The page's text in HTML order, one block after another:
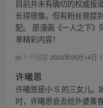
目前并未有确切的权威报
长得很像。但有粉丝曾提
配。 原漫画《一人之下
享精彩内容！
1 个回答 2024年09月14日
许曦恩
许曦恩是小 S 的三女儿。
时，许曦恩会去给外婆黄